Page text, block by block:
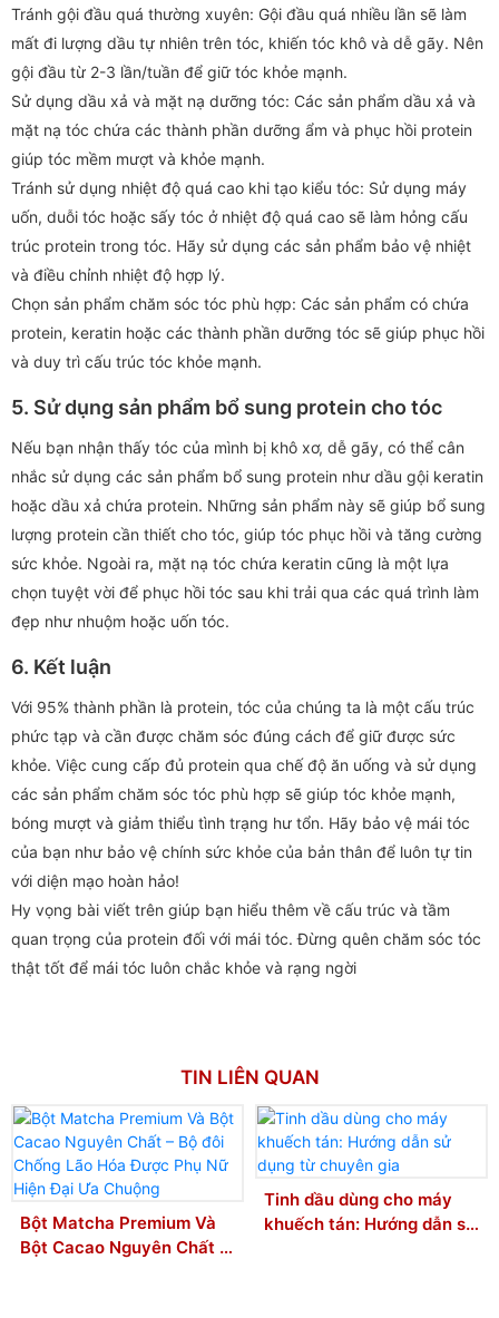
Tránh gội đầu quá thường xuyên: Gội đầu quá nhiều lần sẽ làm
mất đi lượng dầu tự nhiên trên tóc, khiến tóc khô và dễ gãy. Nên
gội đầu từ 2-3 lần/tuần để giữ tóc khỏe mạnh.
Sử dụng dầu xả và mặt nạ dưỡng tóc: Các sản phẩm dầu xả và
mặt nạ tóc chứa các thành phần dưỡng ẩm và phục hồi protein
giúp tóc mềm mượt và khỏe mạnh.
Tránh sử dụng nhiệt độ quá cao khi tạo kiểu tóc: Sử dụng máy
uốn, duỗi tóc hoặc sấy tóc ở nhiệt độ quá cao sẽ làm hỏng cấu
trúc protein trong tóc. Hãy sử dụng các sản phẩm bảo vệ nhiệt
và điều chỉnh nhiệt độ hợp lý.
Chọn sản phẩm chăm sóc tóc phù hợp: Các sản phẩm có chứa
protein, keratin hoặc các thành phần dưỡng tóc sẽ giúp phục hồi
và duy trì cấu trúc tóc khỏe mạnh.
5. Sử dụng sản phẩm bổ sung protein cho tóc
Nếu bạn nhận thấy tóc của mình bị khô xơ, dễ gãy, có thể cân
nhắc sử dụng các sản phẩm bổ sung protein như dầu gội keratin
hoặc dầu xả chứa protein. Những sản phẩm này sẽ giúp bổ sung
lượng protein cần thiết cho tóc, giúp tóc phục hồi và tăng cường
sức khỏe. Ngoài ra, mặt nạ tóc chứa keratin cũng là một lựa
chọn tuyệt vời để phục hồi tóc sau khi trải qua các quá trình làm
đẹp như nhuộm hoặc uốn tóc.
6. Kết luận
Với 95% thành phần là protein, tóc của chúng ta là một cấu trúc
phức tạp và cần được chăm sóc đúng cách để giữ được sức
khỏe. Việc cung cấp đủ protein qua chế độ ăn uống và sử dụng
các sản phẩm chăm sóc tóc phù hợp sẽ giúp tóc khỏe mạnh,
bóng mượt và giảm thiểu tình trạng hư tổn. Hãy bảo vệ mái tóc
của bạn như bảo vệ chính sức khỏe của bản thân để luôn tự tin
với diện mạo hoàn hảo!
Hy vọng bài viết trên giúp bạn hiểu thêm về cấu trúc và tầm
quan trọng của protein đối với mái tóc. Đừng quên chăm sóc tóc
thật tốt để mái tóc luôn chắc khỏe và rạng ngời
TIN LIÊN QUAN
Bột Matcha Premium Và
Bột Cacao Nguyên Chất –
Tinh dầu dùng cho máy
khuếch tán: Hướng dẫn sử